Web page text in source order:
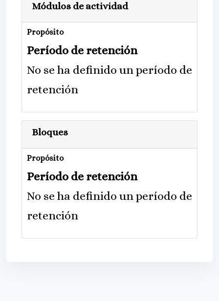
Módulos de actividad
Propósito
Período de retención
No se ha definido un período de
retención
Bloques
Propósito
Período de retención
No se ha definido un período de
retención